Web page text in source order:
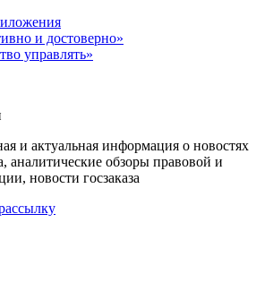
и достоверно»
управлять»
и актуальная информация о новостях
аналитические обзоры правовой и
новости госзаказа